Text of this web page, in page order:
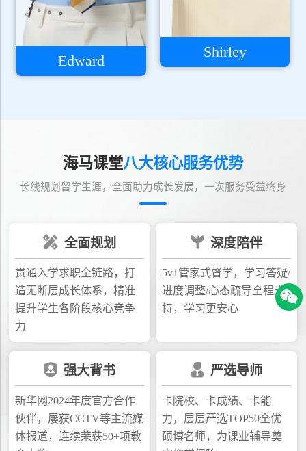
Edward
Shirley
海马课堂八大核心服务优势
长线规划留学生涯，全面助力成长发展，一次服务受益终身
全面规划
贯通入学求职全链路，打
造无断层成长体系，精准
提升学生各阶段核心竞争
力
深度陪伴
5v1管家式督学，学习答疑/
进度调整/心态疏导全程支
持，学习更安心
强大背书
新华网2024年度官方合作
伙伴，屡获CCTV等主流媒
体报道，连续荣获50+项教
严选导师
卡院校、卡成绩、卡能
力，层层严选TOP50全优
硕博名师，为课业辅导奠